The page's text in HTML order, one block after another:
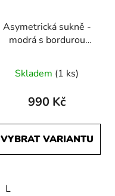
Asymetrická sukně -
modrá s bordurou
Skladem (1 ks)
990 Kč
VYBRAT VARIANTU
L